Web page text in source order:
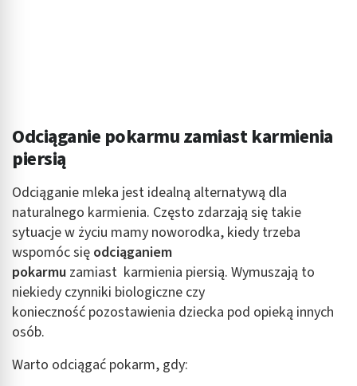
Odciąganie pokarmu zamiast karmienia
piersią
Odciąganie mleka jest idealną alternatywą dla
naturalnego karmienia. Często zdarzają się takie
sytuacje w życiu mamy noworodka, kiedy trzeba
wspomóc się odciąganiem
pokarmu zamiast karmienia piersią. Wymuszają to
niekiedy czynniki biologiczne czy
konieczność pozostawienia dziecka pod opieką innych
osób.
Warto odciągać pokarm, gdy:
Rozwój i ulepszanie usług
wyboru treści
Funkcje specjalne IAB:
Użycie dokładnych danych geolokalizacyjnych
Identyfikowanie urządzeń na podstawie
aktywnie żądanych informacji
Cele przetwarzania inne niż IAB:
Wydajność (Performance)